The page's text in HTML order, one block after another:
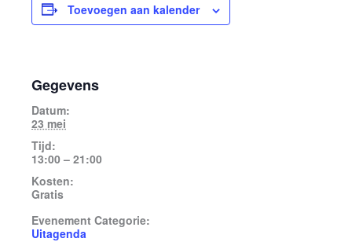
Toevoegen aan kalender
Gegevens
Datum:
23 mei
Tijd:
13:00 – 21:00
Kosten:
Gratis
Evenement Categorie:
Uitagenda